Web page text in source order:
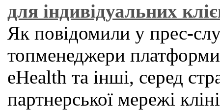
для індивідуальних
Як повідомили у прес-
топменеджери
eHealth та інші, серед
партнерської мережі